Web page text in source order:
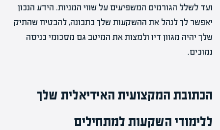
ועד לשלל הגורמים המשפיעים על שווי המניות. הידע הנכון
יאפשר לך לנהל את ההשקעות שלך בתבונה, להבטיח שהתיק
שלך יהיה מגוון דיו ולמצות את המיטב גם מסכומי כניסה
נמוכים.
הכתובת המקצועית האידיאלית שלך
ללימודי השקעות למתחילים